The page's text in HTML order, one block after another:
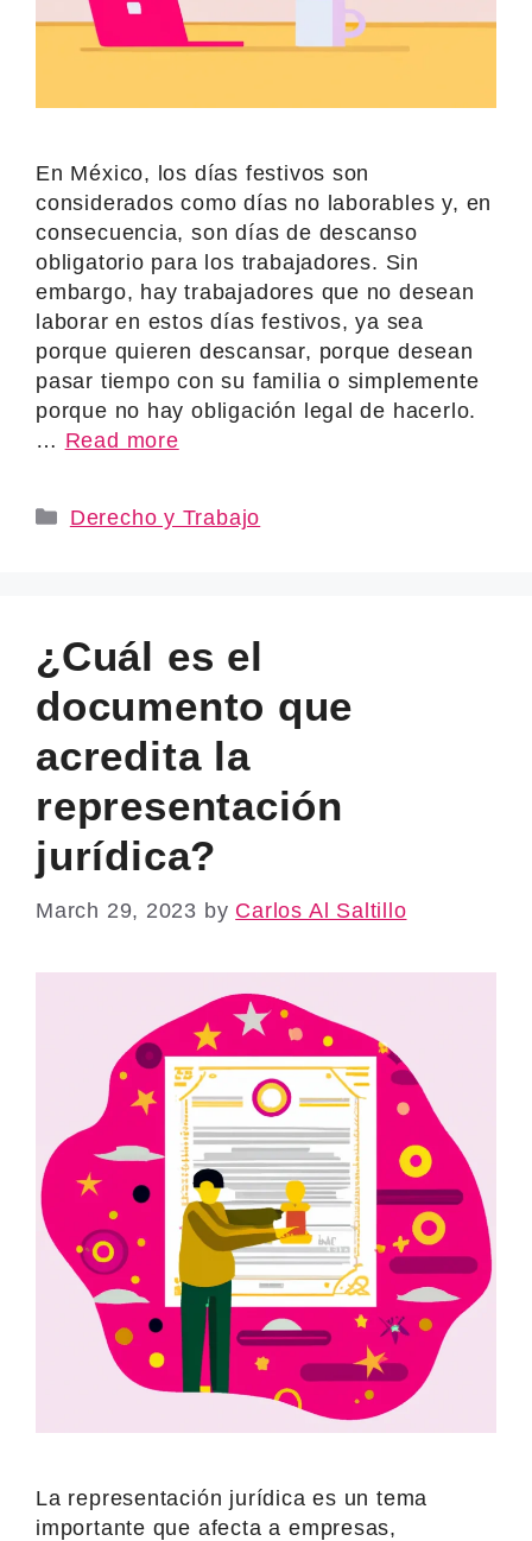
En México, los días festivos son
considerados como días no laborables y, en
consecuencia, son días de descanso
obligatorio para los trabajadores. Sin
embargo, hay trabajadores que no desean
laborar en estos días festivos, ya sea
porque quieren descansar, porque desean
pasar tiempo con su familia o simplemente
porque no hay obligación legal de hacerlo.
… Read more
Categories
Derecho y Trabajo
¿Cuál es el
documento que
acredita la
representación
jurídica?
March 29, 2023 by Carlos Al Saltillo
La representación jurídica es un tema
importante que afecta a empresas,